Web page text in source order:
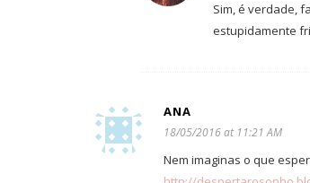
Sim, é verdade,
estupidamente
ANA
18/05/2016 at 11:21 AM
Nem imaginas o que